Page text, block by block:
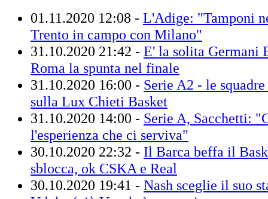
01.11.2020 12:08 - L'Adige: "Tamponi
Trento in campo con Milano"
31.10.2020 21:42 - E' la solita Germani
Roma la spunta nel finale
31.10.2020 16:00 - Serie A2 - le
sulla Lux Chieti Basket
31.10.2020 14:00 - Serie A, Sacchetti:
l'esperienza che ci serviva"
30.10.2020 22:32 - Il Barca beffa il
sblocca, ok CSKA e Real
30.10.2020 19:41 - Nash sceglie il suo